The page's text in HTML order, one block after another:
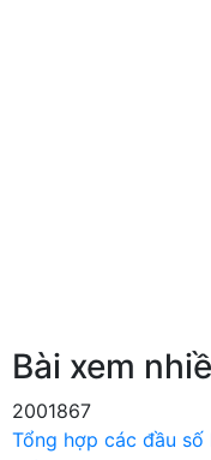
Bài xem
2001867
Tổng hợp các đầu số